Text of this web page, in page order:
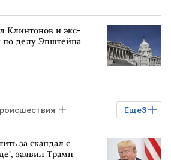
Клинтонов и экс-
по делу Эпштейна
Еще3
Клинтон
за скандал с
заявил Трамп